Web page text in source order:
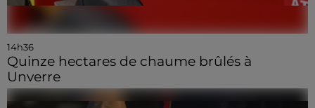
14h36
Quinze hectares de chaume brûlés à
Unverre